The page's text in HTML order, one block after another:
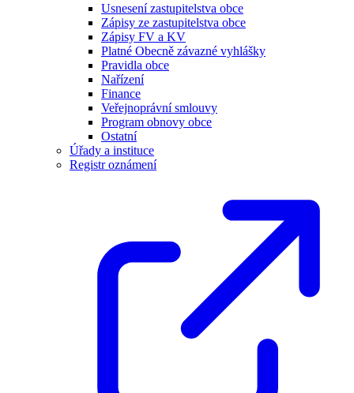
Usnesení zastupitelstva obce
Zápisy ze zastupitelstva obce
Zápisy FV a KV
Platné Obecně závazné vyhlášky
Pravidla obce
Nařízení
Finance
Veřejnoprávní smlouvy
Program obnovy obce
Ostatní
Úřady a instituce
Registr oznámení